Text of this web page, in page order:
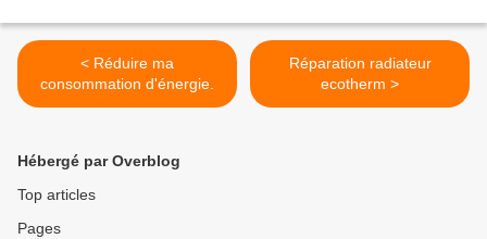
< Réduire ma
consommation d'énergie.
Réparation radiateur
ecotherm >
Hébergé par Overblog
Top articles
Pages